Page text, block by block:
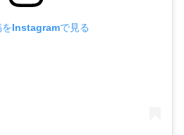
をInstagramで見る